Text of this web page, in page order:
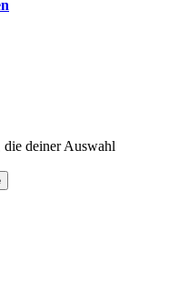
deiner Auswahl